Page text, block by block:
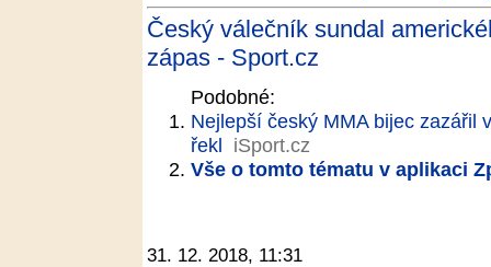
Český válečník sundal
zápas - Sport.cz
Podobné:
Nejlepší český MMA bijec zazářil
řekl iSport.cz
Vše o tomto tématu v aplikaci
31. 12. 2018, 11:31